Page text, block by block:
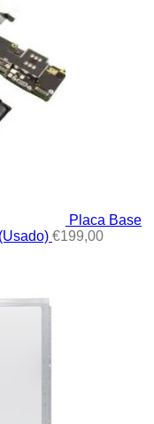
Placa Base
€199,00